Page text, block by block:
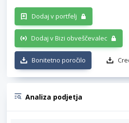
Dodaj v portfelj
Dodaj v Bizi obveščevalec
Bonitetno poročilo
Analiza podjetja